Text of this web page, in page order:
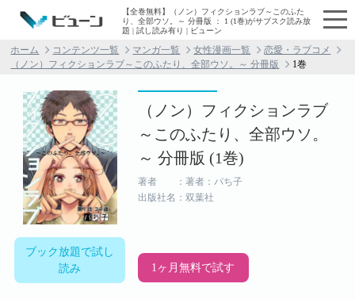
【全巻無料】（ノン）フィクションラブ～このふた
り、全部ウソ。～ 分冊版 ： 1 (1巻)がサブスク読み放
題 | 試し読み有り | ビューン
ホーム コンテンツ一覧 マンガ一覧 女性漫画一覧
恋愛・ラブコメ
（ノン）フィクションラブ～このふたり、全部ウソ。～ 分冊版
1巻
ブック放題で試し
読み
（ノン）フィクションラブ
～このふたり、全部ウソ。
～ 分冊版 (1巻)
著者 ：著者：パち子
出版社名：双葉社
1ヶ月無料で試す